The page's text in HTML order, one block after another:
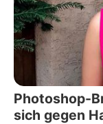
Photoshop-
sich gegen